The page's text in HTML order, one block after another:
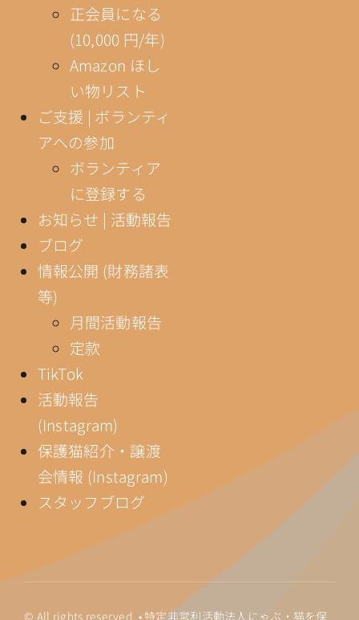
正会員になる
(10,000 円/年)
Amazon ほし
い物リスト
ご支援 | ボランティ
アへの参加
ボランティア
に登録する
お知らせ | 活動報告
ブログ
情報公開 (財務諸表
等)
月間活動報告
定款
TikTok
活動報告
(Instagram)
保護猫紹介・譲渡
会情報 (Instagram)
スタッフブログ
© All rights reserved. • 特定非営利活動法人にゃぶ・猫を保